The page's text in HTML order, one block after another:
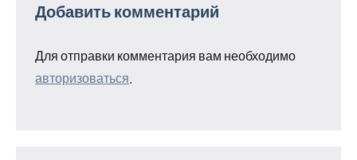
Добавить комментарий
Для отправки комментария вам необходимо
авторизоваться